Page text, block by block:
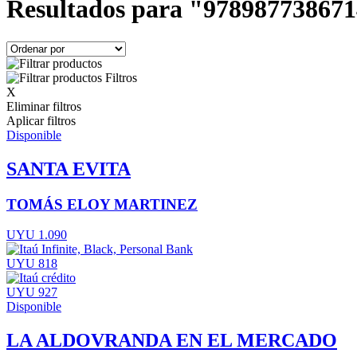
Resultados para
Filtros
X
Eliminar filtros
Aplicar filtros
Disponible
SANTA EVITA
TOMÁS ELOY MARTINEZ
UYU 1.090
UYU 818
UYU 927
Disponible
LA ALDOVRANDA EN EL MERCADO